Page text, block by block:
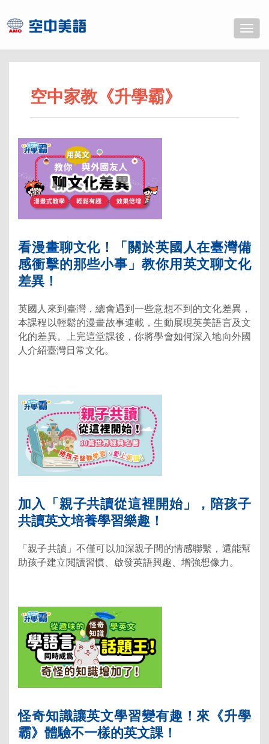
Toggle
空中家教《升學霸》
看漫畫聊文化！「關於英國人在臺灣備
感衝擊的那些小事」教你用英文聊文化
差異！
英國人來到臺灣，總會遇到一些意想不到的文化差異，
本課程以輕鬆的漫畫故事連載，生動展現英美語言及文
化的差異。上完這堂課後，你將學會如何深入地向外國
人介紹臺灣日常文化。
加入「親子共讀從這裡開始」，陪孩子
共讀英文培養學習樂趣！
「親子共讀」不僅可以加深親子間的情感聯繫，還能幫
助孩子建立閱讀習慣、啟發英語興趣、增強想像力。
怪奇知識讓英文學習變有趣！來《升學
霸》體驗不一樣的英文課！